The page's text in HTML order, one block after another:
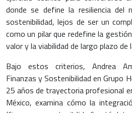
donde se define la resiliencia del
sostenibilidad, lejos de ser un
como un pilar que redefine la
valor y la viabilidad de largo plazo de
Bajo estos criterios, Andrea
Finanzas y Sostenibilidad en Grupo
25 años de trayectoria profesional
México, examina cómo la